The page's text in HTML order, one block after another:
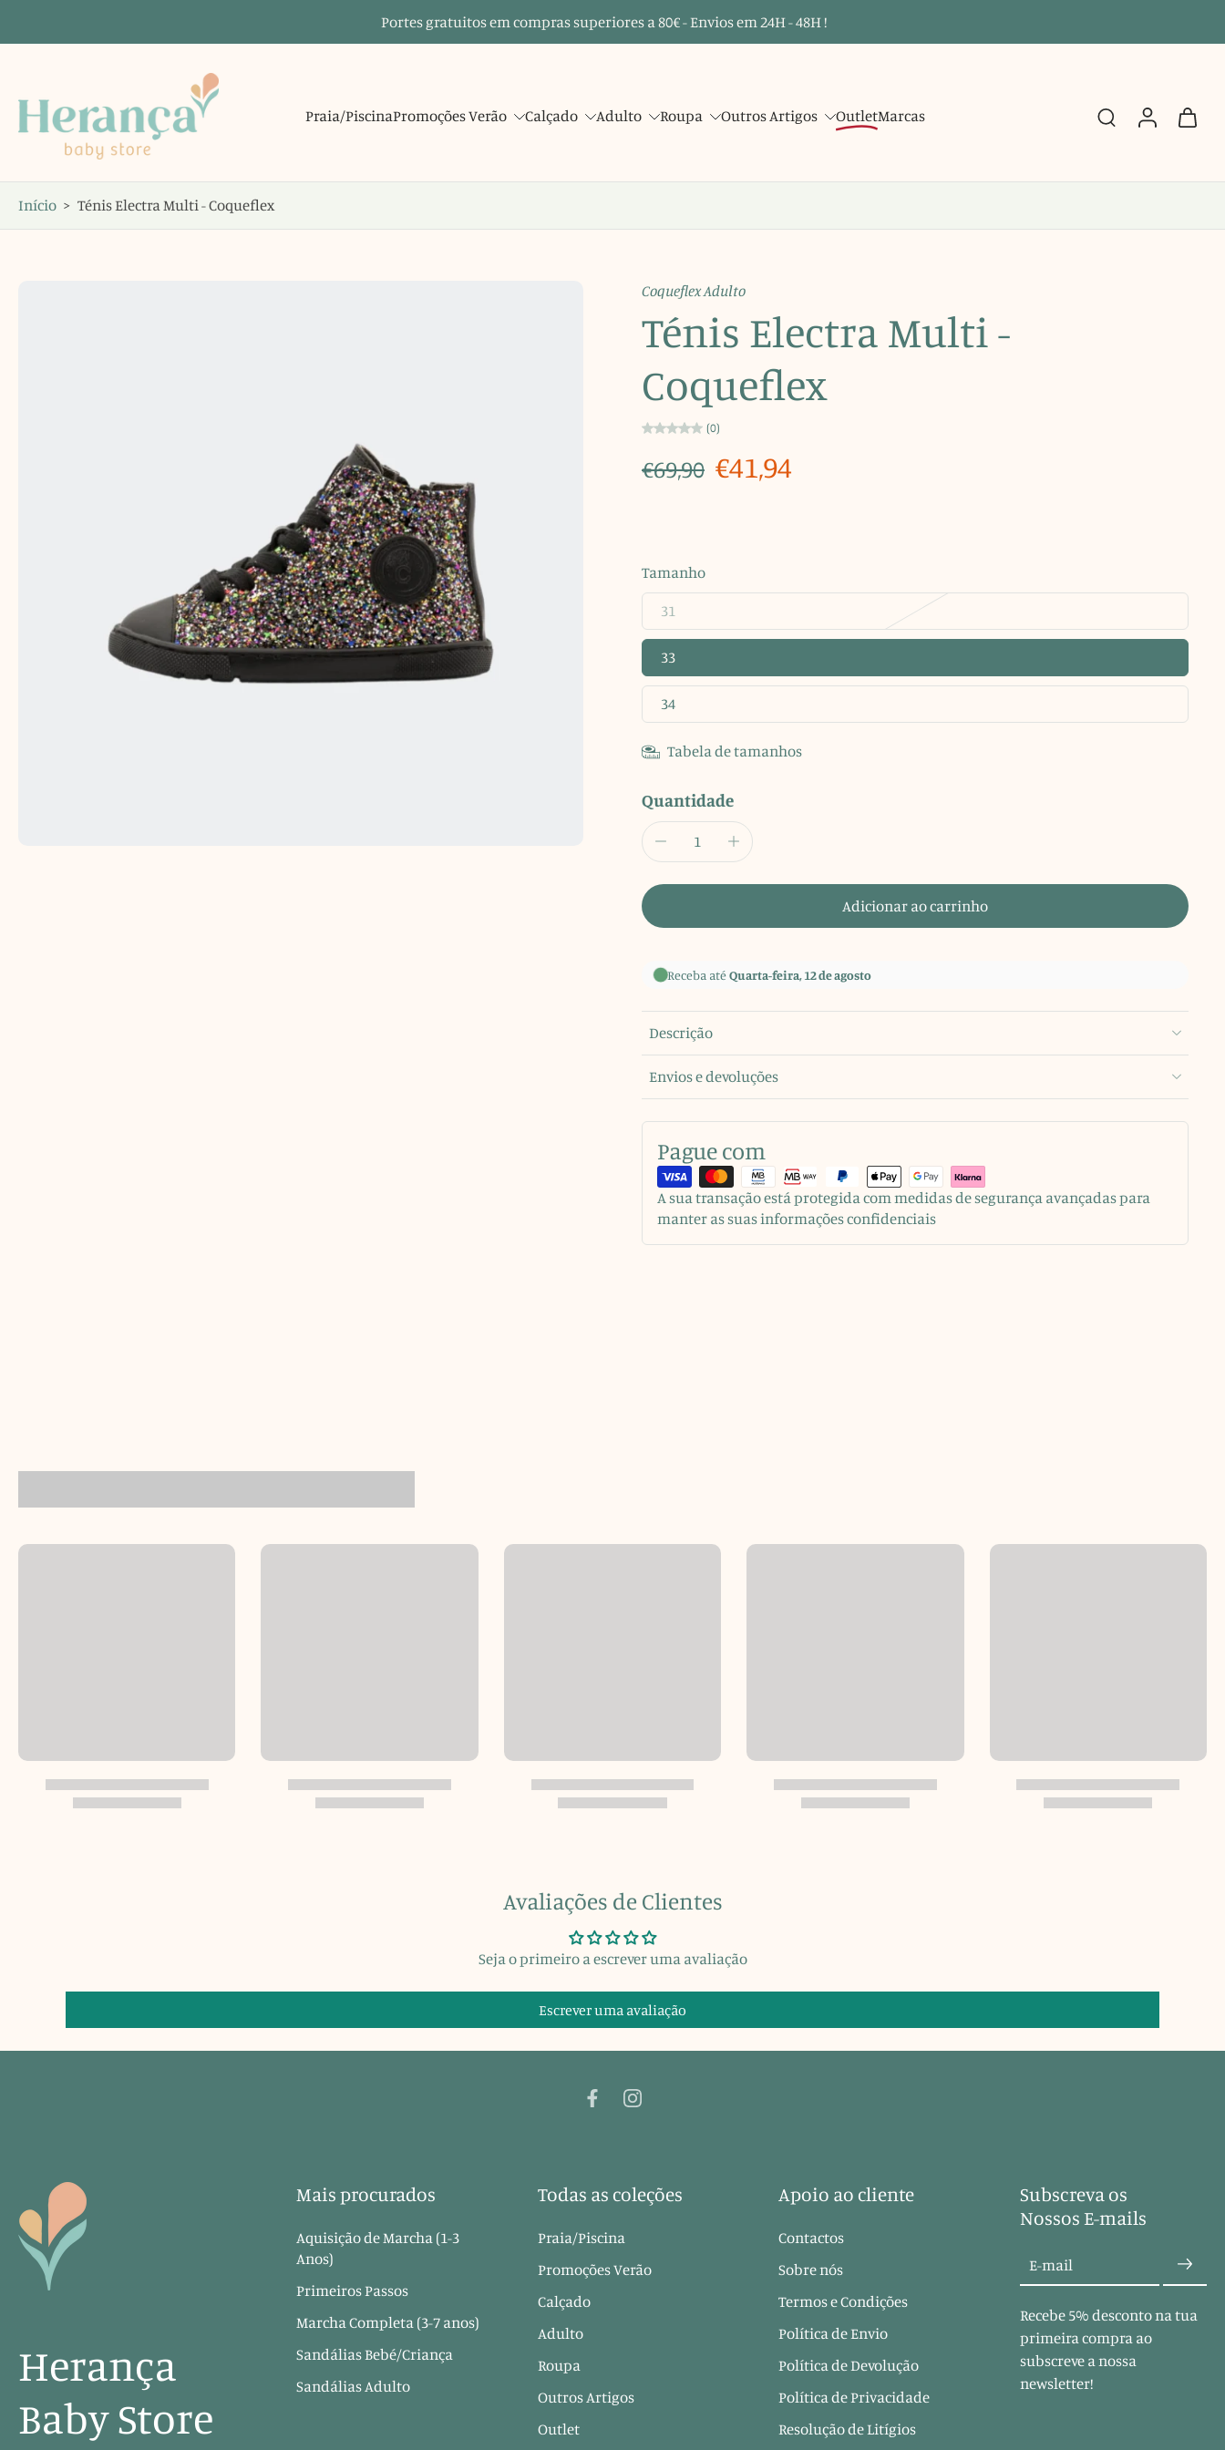
para
Portes gratuitos em compras superiores a 80€ - Envios em 24H - 48H !
Praia/PiscinaPromoções Verão Calçado Adulto Roupa Outros Artigos OutletMarcas
Início > Ténis Electra Multi - Coqueflex
Coqueflex Adulto
Ténis Electra Multi -
Coqueflex
(0)
€69,90 €41,94
Tamanho
31
33
34
Tabela de tamanhos
Quantidade
Adicionar ao carrinho
Receba atéQuarta-feira, 12 de agosto
Descrição
Envios e devoluções
Pague com
A sua transação está protegida com medidas de segurança avançadas para
manter as suas informações confidenciais
Avaliações de Clientes
Seja o primeiro a escrever uma avaliação
Escrever uma avaliação
Herança
Baby Store
Mais procurados
Aquisição de Marcha (1-3
Anos)
Primeiros Passos
Marcha Completa (3-7 anos)
Sandálias Bebé/Criança
Sandálias Adulto
Todas as coleções
Praia/Piscina
Promoções Verão
Calçado
Adulto
Roupa
Outros Artigos
Outlet
Apoio ao cliente
Contactos
Sobre nós
Termos e Condições
Política de Envio
Política de Devolução
Política de Privacidade
Resolução de Litígios
Subscreva os
Nossos E-mails
E-mail
Recebe 5% desconto na tua
primeira compra ao
subscreve a nossa
newsletter!